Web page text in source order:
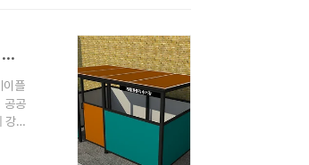
화재확산방지 및 예방을 위한 재활용분리수거장,재활용보관소 신제품 소개
이플
공공
강